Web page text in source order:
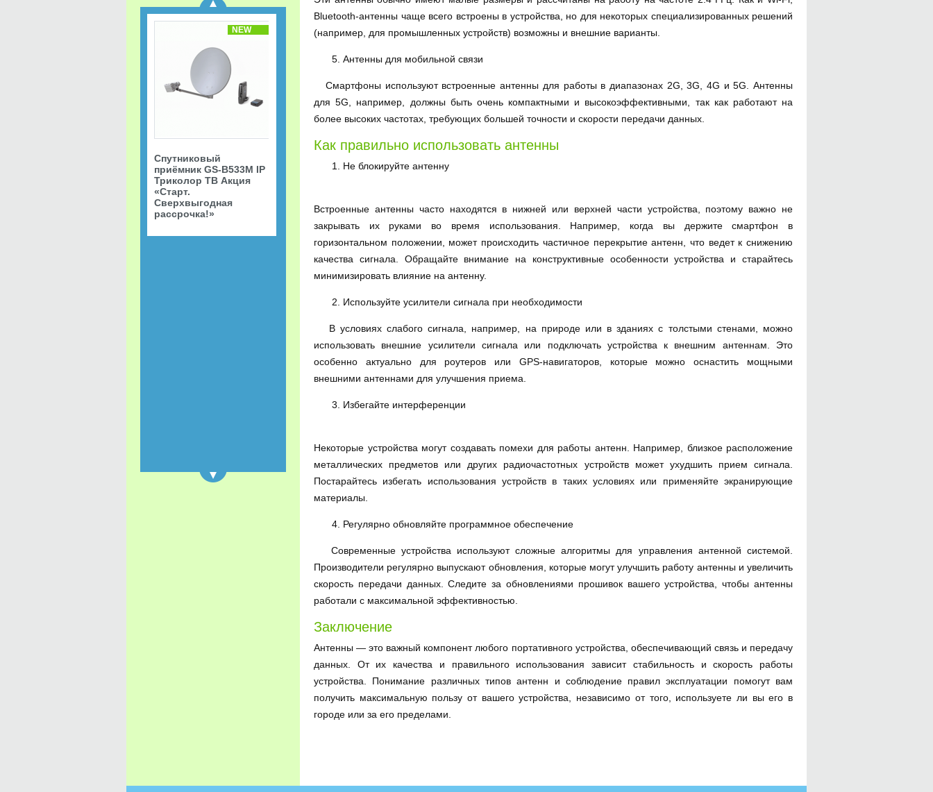
Bluetooth-антенны чаще всего встроены в устройства, но для некоторых специализированных решений
(например, для промышленных устройств) возможны и внешние варианты.
Антенны для мобильной связи
Смартфоны используют встроенные антенны для работы в диапазонах 2G, 3G, 4G и 5G. Антенны
для 5G, например, должны быть очень компактными и высокоэффективными, так как работают на
более высоких частотах, требующих большей точности и скорости передачи данных.
Как правильно использовать антенны
Не блокируйте антенну
Встроенные антенны часто находятся в нижней или верхней части устройства, поэтому важно не
закрывать их руками во время использования. Например, когда вы держите смартфон в
горизонтальном положении, может происходить частичное перекрытие антенн, что ведет к снижению
качества сигнала. Обращайте внимание на конструктивные особенности устройства и старайтесь
минимизировать влияние на антенну.
Используйте усилители сигнала при необходимости
В условиях слабого сигнала, например, на природе или в зданиях с толстыми стенами, можно
использовать внешние усилители сигнала или подключать устройства к внешним антеннам. Это
особенно актуально для роутеров или GPS-навигаторов, которые можно оснастить мощными
внешними антеннами для улучшения приема.
Избегайте интерференции
Некоторые устройства могут создавать помехи для работы антенн. Например, близкое расположение
металлических предметов или других радиочастотных устройств может ухудшить прием сигнала.
Постарайтесь избегать использования устройств в таких условиях или применяйте экранирующие
материалы.
Регулярно обновляйте программное обеспечение
Современные устройства используют сложные алгоритмы для управления антенной системой.
Производители регулярно выпускают обновления, которые могут улучшить работу антенны и увеличить
скорость передачи данных. Следите за обновлениями прошивок вашего устройства, чтобы антенны
работали с максимальной эффективностью.
Заключение
Антенны — это важный компонент любого портативного устройства, обеспечивающий связь и передачу
данных. От их качества и правильного использования зависит стабильность и скорость работы
устройства. Понимание различных типов антенн и соблюдение правил эксплуатации помогут вам
получить максимальную пользу от вашего устройства, независимо от того, используете ли вы его в
городе или за его пределами.
NEW
Спутниковый
приёмник GS-B533M IP
Триколор ТВ Акция
«Старт.
Сверхвыгодная
рассрочка!»